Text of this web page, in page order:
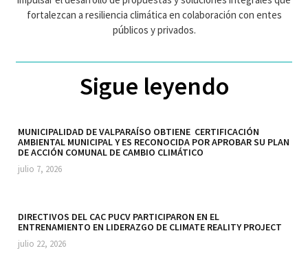
fortalezcan a resiliencia climática en colaboración con entes
públicos y privados.
Sigue leyendo
MUNICIPALIDAD DE VALPARAÍSO OBTIENE CERTIFICACIÓN
AMBIENTAL MUNICIPAL Y ES RECONOCIDA POR APROBAR SU PLAN
DE ACCIÓN COMUNAL DE CAMBIO CLIMÁTICO
julio 7, 2026
DIRECTIVOS DEL CAC PUCV PARTICIPARON EN EL
ENTRENAMIENTO EN LIDERAZGO DE CLIMATE REALITY PROJECT
julio 22, 2026